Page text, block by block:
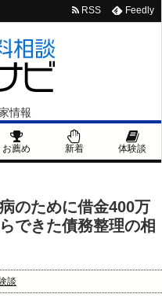
情報
お薦め 新着 体験談
RSS Feedly
のために借金400万
できた債務整理の相
談